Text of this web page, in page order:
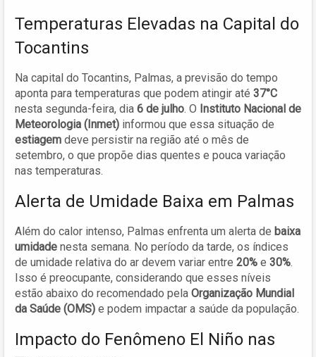
Temperaturas Elevadas na Capital do
Tocantins
Na capital do Tocantins, Palmas, a previsão do tempo
aponta para temperaturas que podem atingir até 37°C
nesta segunda-feira, dia 6 de julho. O Instituto Nacional de
Meteorologia (Inmet) informou que essa situação de
estiagem deve persistir na região até o mês de
setembro, o que propõe dias quentes e pouca variação
nas temperaturas.
Alerta de Umidade Baixa em Palmas
Além do calor intenso, Palmas enfrenta um alerta de baixa
umidade nesta semana. No período da tarde, os índices
de umidade relativa do ar devem variar entre 20% e 30%.
Isso é preocupante, considerando que esses níveis
estão abaixo do recomendado pela Organização Mundial
da Saúde (OMS) e podem impactar a saúde da população.
Impacto do Fenômeno El Niño nas